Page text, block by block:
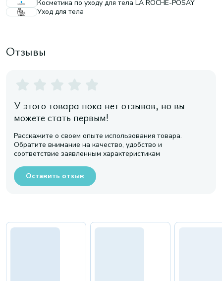
Косметика по уходу для тела LA ROCHE-POSAY
Уход для тела
Отзывы
У этого товара пока нет отзывов, но вы
можете стать первым!
Расскажите о своем опыте использования товара.
Обратите внимание на качество, удобство и
соответствие заявленным характеристикам
Оставить отзыв